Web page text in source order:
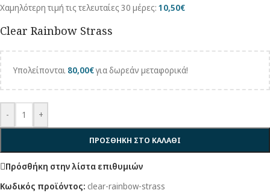
Χαμηλότερη τιμή τις τελευταίες 30 μέρες: 10,50€
Clear Rainbow Strass
Υπολείπονται 80,00€για δωρεάν μεταφορικά!
- +
ΠΡΟΣΘΗΚΗ ΣΤΟ ΚΑΛΑΘΙ
Πρόσθήκη στην λίστα επιθυμιών
Κωδικός προϊόντος: clear-rainbow-strass